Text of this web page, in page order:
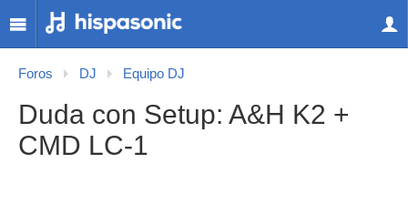
Foros DJ Equipo DJ
Duda con Setup: A&H K2 +
CMD LC-1